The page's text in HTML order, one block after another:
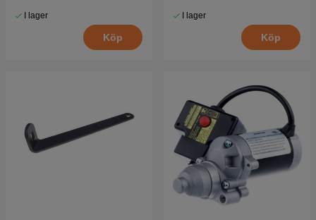
I lager
Köp
I lager
Köp